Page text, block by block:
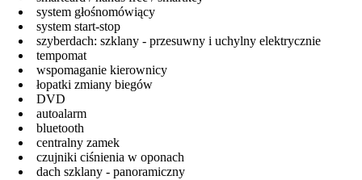
system głośnomówiący
system start-stop
szyberdach: szklany - przesuwny i uchylny elektrycznie
tempomat
wspomaganie kierownicy
łopatki zmiany biegów
DVD
autoalarm
bluetooth
centralny zamek
czujniki ciśnienia w oponach
dach szklany - panoramiczny